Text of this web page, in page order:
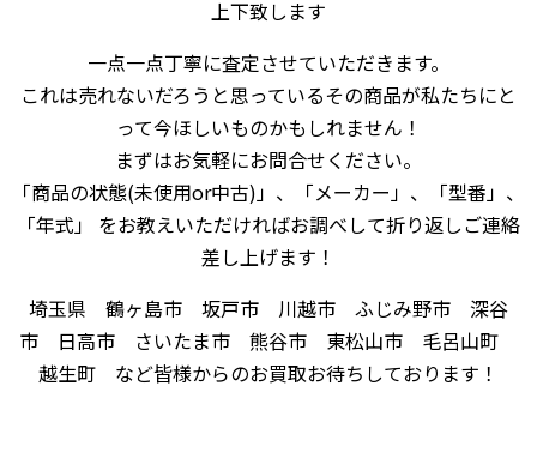
上下致します
一点一点丁寧に査定させていただきます。
これは売れないだろうと思っているその商品が私たちにと
って今ほしいものかもしれません！
まずはお気軽にお問合せください。
「商品の状態(未使用or中古)」、「メーカー」、「型番」、
「年式」 をお教えいただければお調べして折り返しご連絡
差し上げます！
埼玉県 鶴ヶ島市 坂戸市 川越市 ふじみ野市 深谷
市 日高市 さいたま市 熊谷市 東松山市 毛呂山町
越生町 など皆様からのお買取お待ちしております！